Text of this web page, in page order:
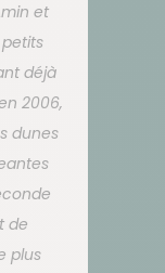
et
déjà
2006,
dunes
de
plus